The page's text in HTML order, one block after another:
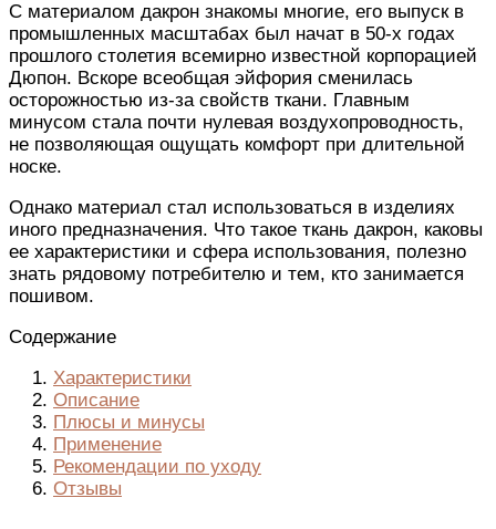
С материалом дакрон знакомы многие, его выпуск в
промышленных масштабах был начат в 50-х годах
прошлого столетия всемирно известной корпорацией
Дюпон. Вскоре всеобщая эйфория сменилась
осторожностью из-за свойств ткани. Главным
минусом стала почти нулевая воздухопроводность,
не позволяющая ощущать комфорт при длительной
носке.
Однако материал стал использоваться в изделиях
иного предназначения. Что такое ткань дакрон, каковы
ее характеристики и сфера использования, полезно
знать рядовому потребителю и тем, кто занимается
пошивом.
Содержание
Характеристики
Описание
Плюсы и минусы
Применение
Рекомендации по уходу
Отзывы